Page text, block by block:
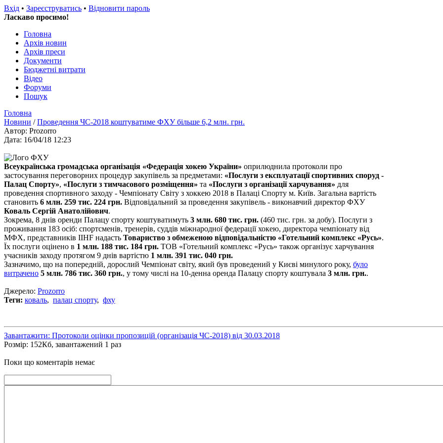
Вхід • Зареєструватись • Відновити пароль
Ласкаво просимо!
Головна
Архів новин
Архів преси
Документи
Бюджетні витрати
Відео
Форуми
Пошук
Головна
Новини /Проведення ЧС-2018 коштуватиме ФХУ більше 6,2 млн. грн.
Автор: Prozorro
Дата: 16/04/18 12:23
Всеукраїнська громадська організація «Федерація хокею України» оприлюднила протоколи про
застосування переговорних процедур закупівель за предметами: «Послуги з експлуатації спортивних споруд -
Палац Спорту», «Послуги з тимчасового розміщення» та «Послуги з організації харчування» для
проведення спортивного заходу - Чемпіонату Світу з хоккею 2018 в Палаці Спорту м. Київ. Загальна вартість
становить 6 млн. 259 тис. 224 грн. Відповідальний за проведення закупівель - виконавчий директор ФХУ
Коваль Сергій Анатолійович.
Зокрема, 8 днів оренди Палацу спорту коштуватимуть 3 млн. 680 тис. грн. (460 тис. грн. за добу). Послуги з
проживання 183 осіб: спортсменів, тренерів, суддів міжнародної федерації хокею, директора чемпіонату від
МФХ, представників IIHF надасть Товариство з обмеженою відповідальністю «Готельний комплекс «Русь».
Їх послуги оцінено в 1 млн. 188 тис. 184 грн. ТОВ «Готельний комплекс «Русь» також організує харчування
учасників заходу протягом 9 днів вартістю 1 млн. 391 тис. 040 грн.
Зазначимо, що на попередній, дорослий Чемпіонат світу, який був проведений у Києві минулого року, було
витрачено 5 млн. 786 тис. 360 грн., у тому числі на 10-денна оренда Палацу спорту коштувала 3 млн. грн..
Джерело: Prozorro
Теги: коваль, палац спорту, фху
Завантажити: Протоколи оцінки пропозицій (організація ЧС-2018) від 30.03.2018
Розмір: 152Кб, завантажений 1 раз
Поки що коментарів немає